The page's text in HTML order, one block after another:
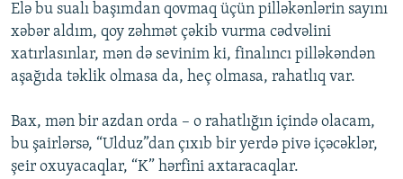
Elə bu sualı başımdan qovmaq üçün pilləkənlərin sayını
xəbər aldım, qoy zəhmət çəkib vurma cədvəlini
xatırlasınlar, mən də sevinim ki, finalıncı pilləkəndən
aşağıda təklik olmasa da, heç olmasa, rahatlıq var.
Bax, mən bir azdan orda – o rahatlığın içində olacam,
bu şairlərsə, “Ulduz”dan çıxıb bir yerdə pivə içəcəklər,
şeir oxuyacaqlar, “K” hərfini axtaracaqlar.